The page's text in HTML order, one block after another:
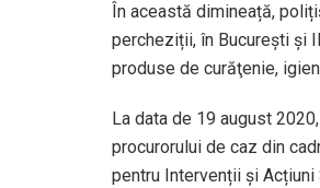
În această dimineață,
percheziții, în București și
produse de curăţenie,
La data de 19 august
procurorului de caz din
pentru Intervenții și Acțiuni